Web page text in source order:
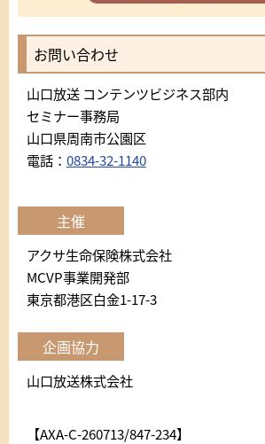
お問い合わせ
山口放送 コンテンツビジネス部内
セミナー事務局
山口県周南市公園区
電話： 0834-32-1140
主催
アクサ生命保険株式会社
MCVP事業開発部
東京都港区白金1-17-3
企画協力
山口放送株式会社
【AXA-C-260713/847-234】